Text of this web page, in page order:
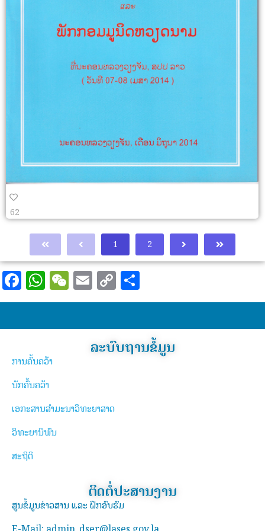
62
1 2
Facebook
WhatsApp
WeChat
Email
Copy
Link
ລະບົບຖານຂໍ້ມູນ
ການຄົ້ນຄວ້າ
ນັກຄົ້ນຄວ້າ
ເອກະສານສຳມະນາວິທະຍາສາດ
ວິທະຍານິພົນ
ສະຖິຕິ
ຕິດຕໍ່ປະສານງານ
ສູນຂໍ້ມູນຂ່າວສານ ແລະ ຝຶກອົບຮົມ